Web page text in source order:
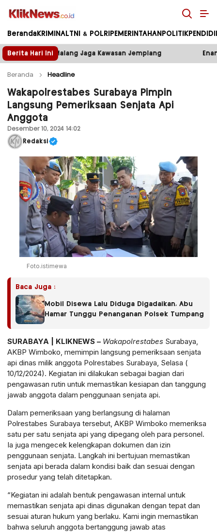
Kliknews.co.id
Beranda KRIMINAL TNI & POLRI PEMERINTAHAN POLITIK
Berita Hari Ini
Jemplang Enam Bulan Jalan di Tempat,
Beranda Headline
Wakapolrestabes Surabaya Pimpin
Langsung Pemeriksaan Senjata Api
Anggota
Desember 10, 2024 14:02
Redaksi
Foto.istimewa
Baca Juga :
Mobil Disewa Lalu Diduga Digadaikan, Abu
Hamar Tunggu Penanganan Polsek Tumpang
SURABAYA | KLIKNEWS – Wakapolrestabes Surabaya,
AKBP Wimboko, memimpin langsung pemeriksaan senjata
api dinas milik anggota Polrestabes Surabaya, Selasa (
10/12/2024). Kegiatan ini dilakukan sebagai bagian dari
pengawasan rutin untuk memastikan kesiapan dan tanggung
jawab anggota dalam penggunaan senjata api.
Dalam pemeriksaan yang berlangsung di halaman
Polrestabes Surabaya tersebut, AKBP Wimboko memeriksa
satu per satu senjata api yang dipegang oleh para personel.
Ia juga mengecek kelengkapan dokumen dan izin
penggunaan senjata. Langkah ini bertujuan memastikan
senjata api berada dalam kondisi baik dan sesuai dengan
prosedur yang telah ditetapkan.
“Kegiatan ini adalah bentuk pengawasan internal untuk
memastikan senjata api dinas digunakan dengan tepat dan
sesuai aturan hukum yang berlaku. Kami ingin memastikan
bahwa seluruh anggota bertanggung jawab atas